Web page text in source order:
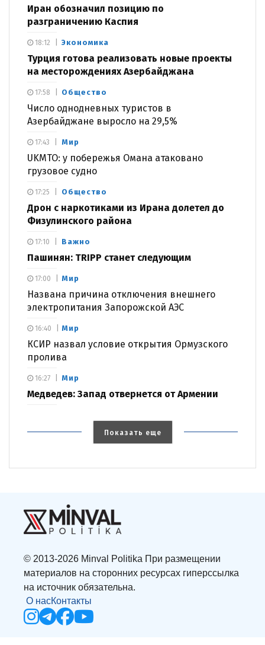
Иран обозначил позицию по
разграничению Каспия
Экономика
Турция готова реализовать новые проекты
на месторождениях Азербайджана
18:12
Общество
Число однодневных туристов в
Азербайджане выросло на 29,5%
17:58
Мир
UKMTO: у побережья Омана атаковано
грузовое судно
17:43
Общество
Дрон с наркотиками из Ирана долетел до
Физулинского района
17:25
Важно
Пашинян: TRIPP станет следующим
17:10
Мир
Названа причина отключения внешнего
электропитания Запорожской АЭС
17:00
Мир
КСИР назвал условие открытия Ормузского
пролива
16:40
Мир
Медведев: Запад отвернется от Армении
16:27
Показать еще
© 2013-2026 Minval Politika При размещении
материалов на сторонних ресурсах гиперссылка
на источник обязательна.
О насКонтакты